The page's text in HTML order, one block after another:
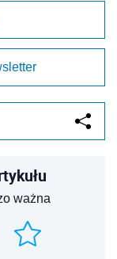
ważna